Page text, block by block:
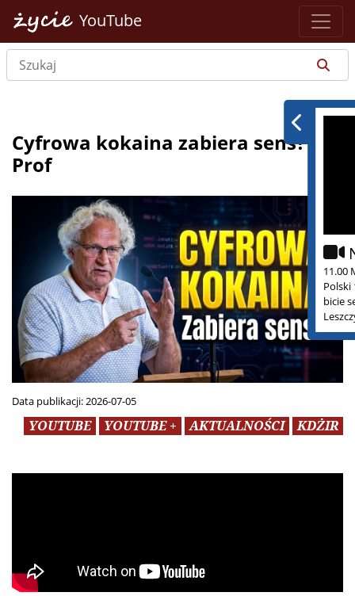
YouTube
11.00
Polski
bicie
Cyfrowa kokaina zabiera sens?
Prof
Data publikacji: 2026-07-05
YOUTUBE YOUTUBE + AKTUALNOŚCI KDŻIR